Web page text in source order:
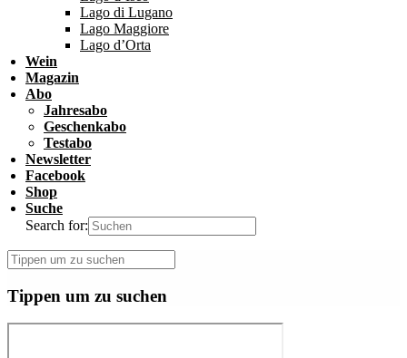
Lago di Lugano
Lago Maggiore
Lago d’Orta
Wein
Magazin
Abo
Jahresabo
Geschenkabo
Testabo
Newsletter
Facebook
Shop
Suche
Search for:
Tippen um zu suchen